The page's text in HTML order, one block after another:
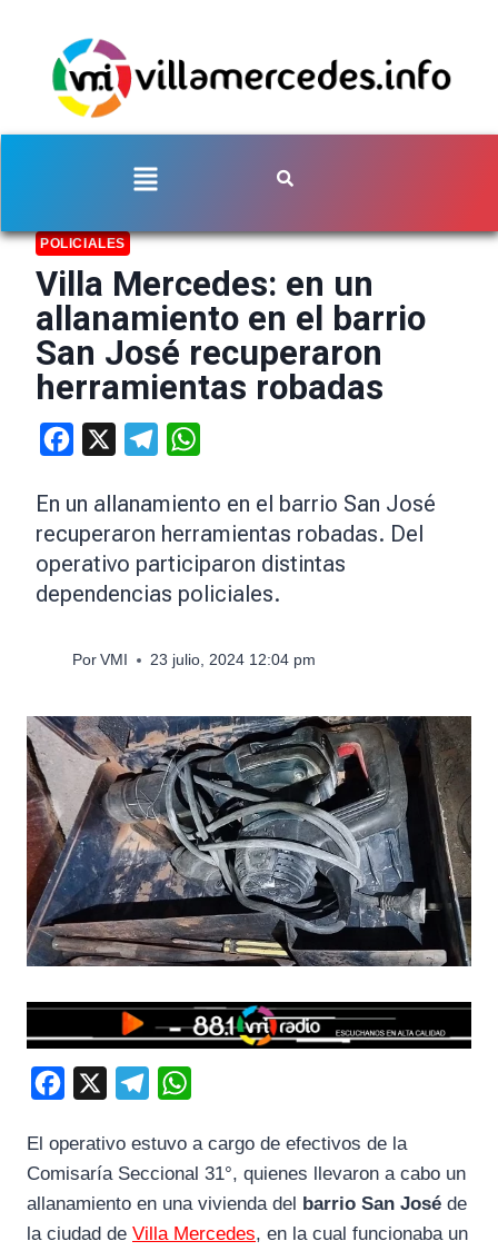
POLICIALES
Villa Mercedes: en un
allanamiento en el barrio
San José recuperaron
herramientas robadas
Facebook Telegram
En un allanamiento en el barrio San José
recuperaron herramientas robadas. Del
operativo participaron distintas
dependencias policiales.
Por VMI 23 julio, 2024 12:04 pm
c
e
b
l
e
g
a
t
s
El operativo estuvo a cargo de efectivos de la
Comisaría Seccional 31°, quienes llevaron a cabo un
allanamiento en una vivienda del barrio San José de
la ciudad de Villa Mercedes, en la cual funcionaba un